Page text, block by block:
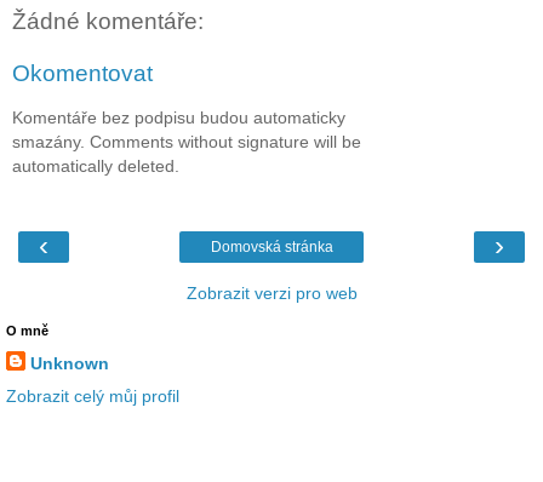
Žádné komentáře:
Okomentovat
Komentáře bez podpisu budou automaticky
smazány. Comments without signature will be
automatically deleted.
‹ ›
Domovská stránka
Zobrazit verzi pro web
O mně
Unknown
Zobrazit celý můj profil